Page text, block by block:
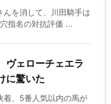
んを消して、川田騎手は
指名の対抗評価 ...
ヴェローチェエラ
に驚いた
着、5番人気以内の馬が